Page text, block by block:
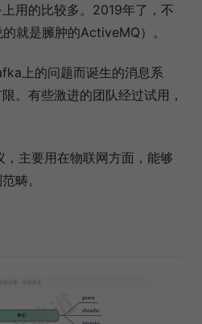
用的比较多。2019年了，不
就是臃肿的ActiveMQ）。
上的问题而诞生的消息系
。有些激进的团队经过试用，
主要用在物联网方面，能够
畴。